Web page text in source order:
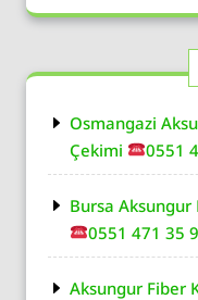
Osmangazi
Çekimi
0551
Bursa Aksungur
0551 471 35
Aksungur Fiber